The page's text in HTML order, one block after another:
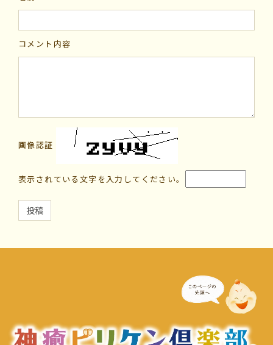
コメント内容
画像認証
表示されている文字を入力してください。